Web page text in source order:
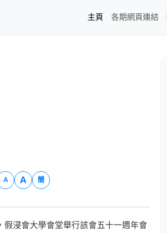
主頁
各期網頁連結
A A 簡
浸會大學會堂舉行該會五十一週年會